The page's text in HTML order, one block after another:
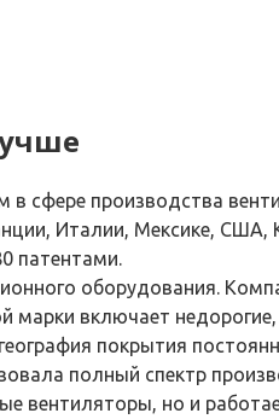
сфере производства
Италии, Мексике, США,
патентами.
оборудования.
марки включает
покрытия
полный спектр
вентиляторы, но и